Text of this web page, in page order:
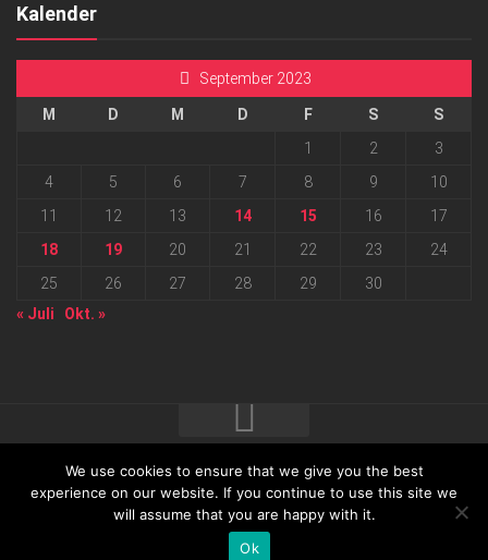
Kalender
September 2023
M D M D F S
S
1
2
3
4
5 6 7 8 9
10
11
12 13 14 15 16
17
18
19 20 21 22 23
24
25
26 27 28 29
30
« Juli
Okt. »
2026 progressmedia Verlag & Werbeagentur GmbH • Bautzner
Landstraße 62 • 01324 Dresden
We use cookies to ensure that we give you the best
experience on our website. If you continue to use this site we
will assume that you are happy with it.
Ok